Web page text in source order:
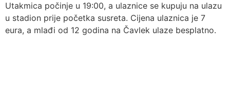
Utakmica počinje u 19:00, a ulaznice se kupuju na ulazu
u stadion prije početka susreta. Cijena ulaznica je 7
eura, a mlađi od 12 godina na Čavlek ulaze besplatno.